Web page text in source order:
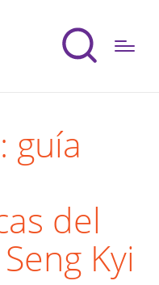
guía
del
Kyi